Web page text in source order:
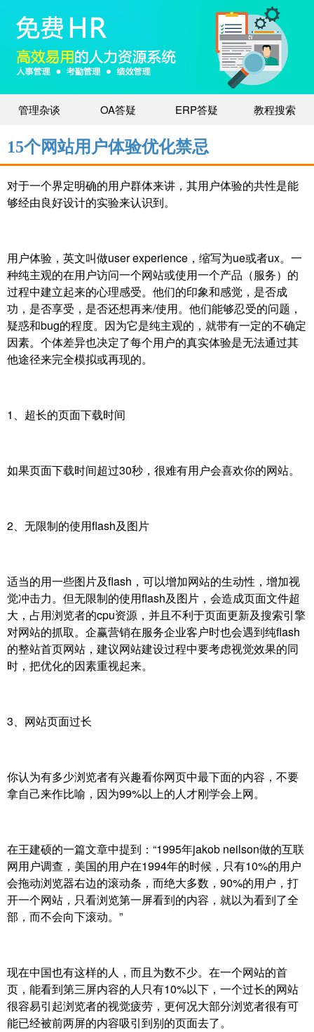
管理杂谈 OA答疑 ERP答疑 教程搜索
15个网站用户体验优化禁忌
对于一个界定明确的用户群体来讲，其用户体验的共性是能
够经由良好设计的实验来认识到。
用户体验，英文叫做user experience，缩写为ue或者ux。一
种纯主观的在用户访问一个网站或使用一个产品（服务）的
过程中建立起来的心理感受。他们的印象和感觉，是否成
功，是否享受，是否还想再来/使用。他们能够忍受的问题，
疑惑和bug的程度。因为它是纯主观的，就带有一定的不确定
因素。个体差异也决定了每个用户的真实体验是无法通过其
他途径来完全模拟或再现的。
1、超长的页面下载时间
如果页面下载时间超过30秒，很难有用户会喜欢你的网站。
2、无限制的使用flash及图片
适当的用一些图片及flash，可以增加网站的生动性，增加视
觉冲击力。但无限制的使用flash及图片，会造成页面文件超
大，占用浏览者的cpu资源，并且不利于页面更新及搜索引擎
对网站的抓取。企赢营销在服务企业客户时也会遇到纯flash
的整站首页网站，建议网站建设过程中要考虑视觉效果的同
时，把优化的因素重视起来。
3、网站页面过长
你认为有多少浏览者有兴趣看你网页中最下面的内容，不要
拿自己来作比喻，因为99%以上的人才刚学会上网。
在王建硕的一篇文章中提到：“1995年jakob neilson做的互联
网用户调查，美国的用户在1994年的时候，只有10%的用户
会拖动浏览器右边的滚动条，而绝大多数，90%的用户，打
开一个网站，只看浏览第一屏看到的内容，就以为看到了全
部，而不会向下滚动。”
现在中国也有这样的人，而且为数不少。在一个网站的首
页，能看到第三屏内容的人只有10%以下，一个过长的网站
很容易引起浏览者的视觉疲劳，更何况大部分浏览者很有可
能已经被前两屏的内容吸引到别的页面去了。